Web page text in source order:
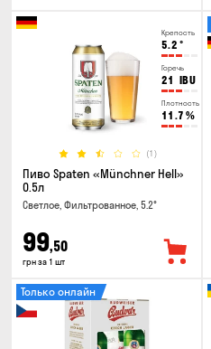
Крепость
5.2 °
Горечь
21 IBU
Плотность
11.7 %
(1)
Пиво Spaten «Münchner Hell»
0.5л
Светлое, Фильтрованное, 5.2°
99,50
грн за 1 шт
Только онлайн